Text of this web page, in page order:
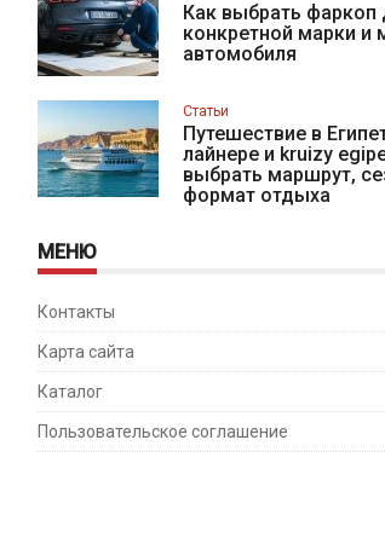
Как выбрать фаркоп
конкретной марки и
автомобиля
Статьи
Путешествие в
лайнере и kruizy
выбрать маршрут,
формат отдыха
МЕНЮ
Контакты
Карта сайта
Каталог
Пользовательское соглашение